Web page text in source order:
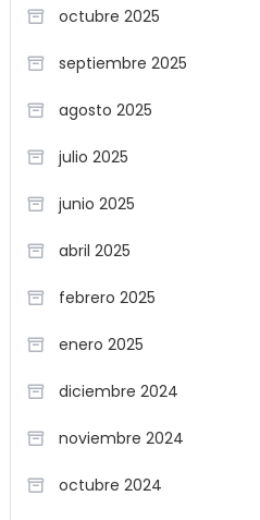
octubre 2025
septiembre 2025
agosto 2025
julio 2025
junio 2025
abril 2025
febrero 2025
enero 2025
diciembre 2024
noviembre 2024
octubre 2024